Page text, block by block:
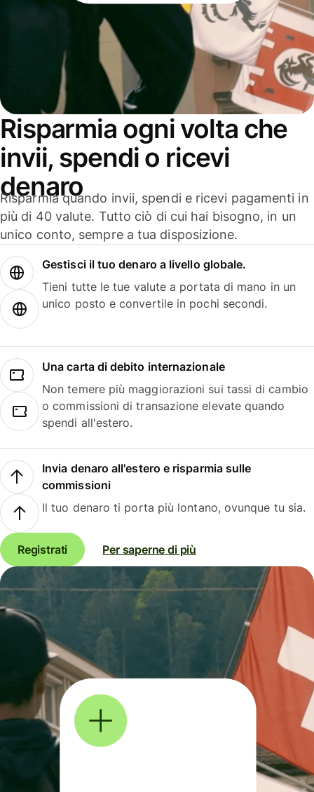
Risparmia ogni volta che
invii, spendi o ricevi
denaro
Risparmia quando invii, spendi e ricevi pagamenti in
più di 40 valute. Tutto ciò di cui hai bisogno, in un
unico conto, sempre a tua disposizione.
Gestisci il tuo denaro a livello globale.
Tieni tutte le tue valute a portata di mano in un
unico posto e convertile in pochi secondi.
Una carta di debito internazionale
Non temere più maggiorazioni sui tassi di cambio
o commissioni di transazione elevate quando
spendi all'estero.
Invia denaro all'estero e risparmia sulle
commissioni
Il tuo denaro ti porta più lontano, ovunque tu sia.
Registrati Per saperne di più